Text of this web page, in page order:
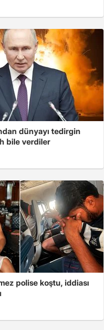
dünyayı tedirgin
bile verdiler
polise koştu, iddiası